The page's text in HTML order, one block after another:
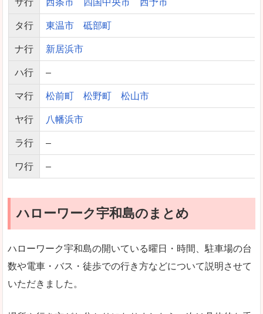
サ行 西条市 四国中央市 西予市
タ行 東温市 砥部町
ナ行 新居浜市
ハ行 –
マ行 松前町 松野町 松山市
ヤ行 八幡浜市
ラ行 –
ワ行 –
ハローワーク宇和島のまとめ
ハローワーク宇和島の開いている曜日・時間、駐車場の台
数や電車・バス・徒歩での行き方などについて説明させて
いただきました。